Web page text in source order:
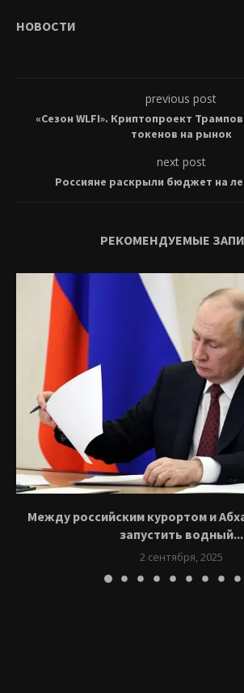
НОВОСТИ
previous post
«Сезон WLFI». Криптопроект
токенов на рынок
next post
Россияне раскрыли бюджет на
РЕКОМЕНДУЕМЫЕ
Между российским курортом и
запустить водный...
2 сентября, 2025